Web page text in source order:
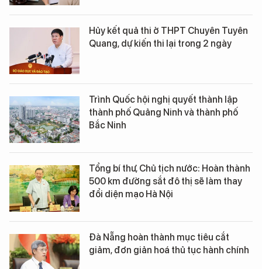
Hủy kết quả thi ở THPT Chuyên Tuyên
Quang, dự kiến thi lại trong 2 ngày
Trình Quốc hội nghị quyết thành lập
thành phố Quảng Ninh và thành phố
Bắc Ninh
Tổng bí thư, Chủ tịch nước: Hoàn thành
500 km đường sắt đô thị sẽ làm thay
đổi diện mạo Hà Nội
Đà Nẵng hoàn thành mục tiêu cắt
giảm, đơn giản hoá thủ tục hành chính